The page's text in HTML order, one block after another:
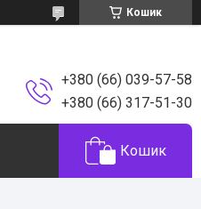
Кошик
+380 (66) 039-57-58
+380 (66) 317-51-30
Кошик